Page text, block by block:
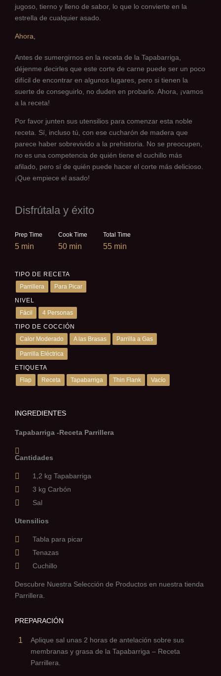
jugoso, tierno y lleno de sabor, lo que lo convierte en la
estrella de cualquier asado.
Ahora,
Antes de sumergirnos en la receta de la Tapabarriga,
déjenme decirles que este corte de carne puede ser un poco
difícil de encontrar en algunos lugares, pero si tienen la
suerte de conseguirlo, no duden en probarlo. Ahora, ¡vamos
a la receta!
Por favor junten sus utensilios para comenzar esta noble
receta. Sí, incluso tú, con ese cucharón de madera que
parece haber sobrevivido a la prehistoria. No se preocupen,
no es una competencia de quién tiene el cuchillo más
afilado, pero sí de quién puede hacer el corte más delicioso.
¡Que empiece el asado!
Disfrútala y éxito
Prep Time
5 min
Cook Time
50 min
Total Time
55 min
TIPO DE RECETA
Parrillera
Para Picar
NIVEL
Fácil
4 Personas
TIPO DE COCCIÓN
Calor Moderado
A las Brasas Parrilla a Gas
Parrilla Eléctrica
ETIQUETA
Flap
Receta Tapabarriga Thin Flank Vacío
INGREDIENTES
Tapabarriga -Receta Parrillera
Cantidades
1,2 kg Tapabarriga
3 kg Carbón
Sal
Utensilios
Tabla para picar
Tenazas
Cuchillo
Descubre Nuestra Selección de Productos en nuestra tienda
Parrillera.
PREPARACIÓN
1
Aplique sal unas 2 horas de antelación sobre sus
membranas y grasa de la Tapabarriga – Receta
Parrillera.